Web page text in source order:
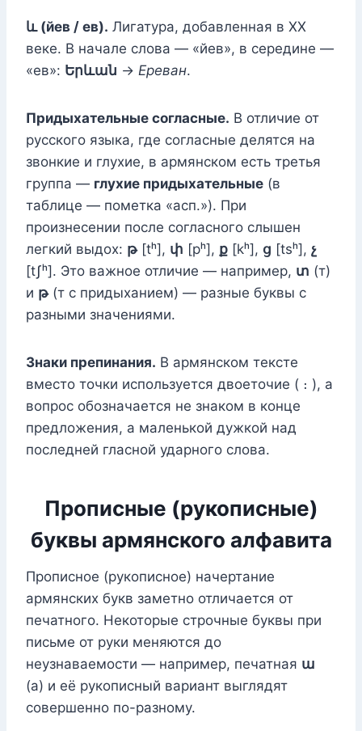
և (йев / ев). Лигатура, добавленная в XX
веке. В начале слова — «йев», в середине —
«ев»: Երևան → Ереван.
Придыхательные согласные. В отличие от
русского языка, где согласные делятся на
звонкие и глухие, в армянском есть третья
группа — глухие придыхательные (в
таблице — пометка «асп.»). При
произнесении после согласного слышен
легкий выдох: թ[tʰ], փ [pʰ], ք [kʰ], ց [tsʰ], չ
[tʃʰ]. Это важное отличие — например, տ (т)
и թ(т с придыханием) — разные буквы с
разными значениями.
Знаки препинания. В армянском тексте
вместо точки используется двоеточие ( ։ ), а
вопрос обозначается не знаком в конце
предложения, а маленькой дужкой над
последней гласной ударного слова.
Прописные (рукописные)
буквы армянского алфавита
Прописное (рукописное) начертание
армянских букв заметно отличается от
печатного. Некоторые строчные буквы при
письме от руки меняются до
неузнаваемости — например, печатная ա
(а) и её рукописный вариант выглядят
совершенно по-разному.